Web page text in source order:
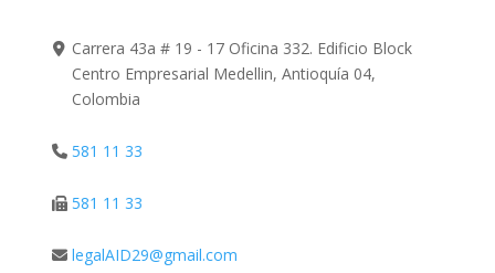
Carrera 43a # 19 - 17 Oficina 332. Edificio Block
Centro Empresarial Medellin, Antioquía 04,
Colombia
581 11 33
581 11 33
legalAID29@gmail.com